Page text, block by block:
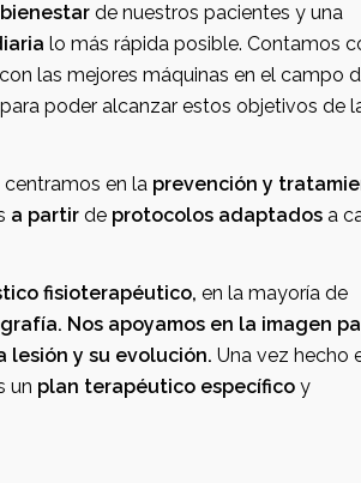
mejorar el bienestar de nuestros pacientes y una
lo más rápida posible. Contamos
especialistas, así como con las mejores máquinas en el
para poder alcanzar estos objetivos de la
clínicas nos centramos en la prevención y
a partir de protocolos adaptados a
diagnóstico fisioterapéutico, en la mayoría de
ecografía. Nos apoyamos en la imagen
a lesión y su evolución. Una vez hecho
un plan terapéutico específico y